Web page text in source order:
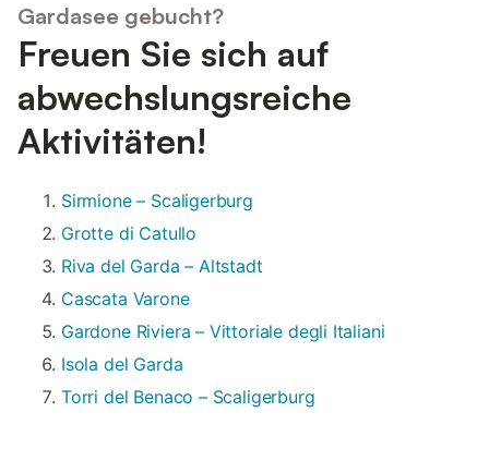
Gardasee gebucht?
Freuen Sie sich auf
abwechslungsreiche
Aktivitäten!
Sirmione – Scaligerburg
Grotte di Catullo
Riva del Garda – Altstadt
Cascata Varone
Gardone Riviera – Vittoriale degli Italiani
Isola del Garda
Torri del Benaco – Scaligerburg